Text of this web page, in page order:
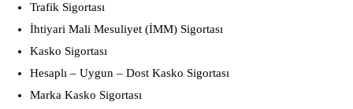
Trafik Sigortası
İhtiyari Mali Mesuliyet (İMM) Sigortası
Kasko Sigortası
Hesaplı – Uygun – Dost Kasko Sigortası
Marka Kasko Sigortası